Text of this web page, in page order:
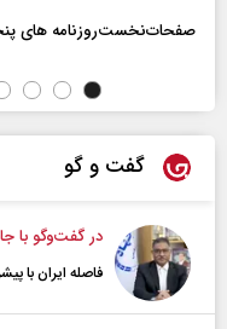
صفحات‌نخست‌روزنامه ها‌ی پنجشنبه‌۱۵
گفت و گو
در گفت‌و‌گو با
فاصله ایران با